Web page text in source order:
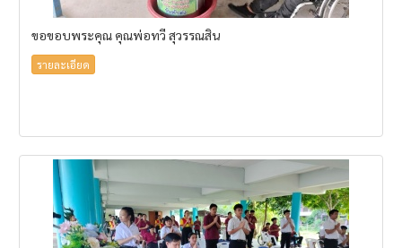
ขอขอบพระคุณ คุณพ่อทวี สุวรรณสิน
รายละเอียด